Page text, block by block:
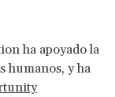
ha apoyado la
humanos, y ha